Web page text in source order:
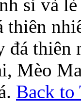
sỉ và
thiên
đá thiên
Mèo
Back to